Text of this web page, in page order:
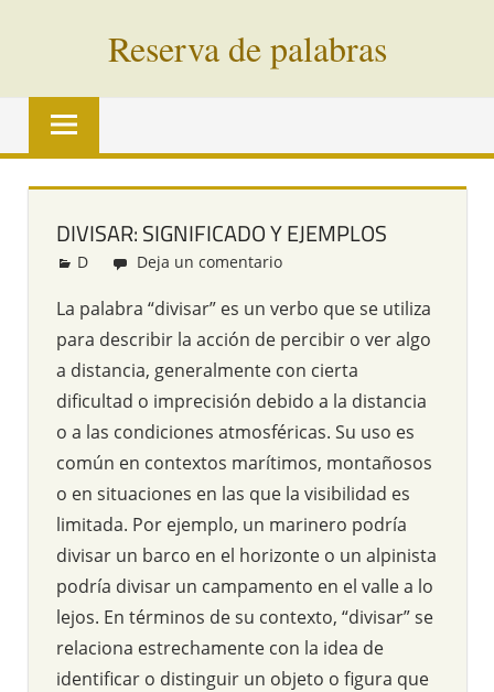
Reserva de palabras
Palabras
vías
todo
mundo
DIVISAR: SIGNIFICADO Y EJEMPLOS
Redacción
D Deja un comentario
La palabra “divisar” es un verbo que se utiliza
para describir la acción de percibir o ver algo
a distancia, generalmente con cierta
dificultad o imprecisión debido a la distancia
o a las condiciones atmosféricas. Su uso es
común en contextos marítimos, montañosos
o en situaciones en las que la visibilidad es
limitada. Por ejemplo, un marinero podría
divisar un barco en el horizonte o un alpinista
podría divisar un campamento en el valle a lo
lejos. En términos de su contexto, “divisar” se
relaciona estrechamente con la idea de
identificar o distinguir un objeto o figura que